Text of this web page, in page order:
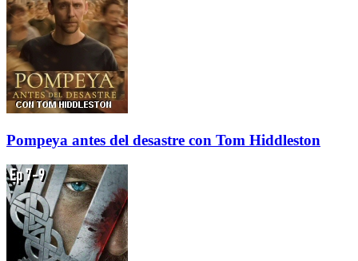
Pompeya antes del desastre con Tom Hiddleston